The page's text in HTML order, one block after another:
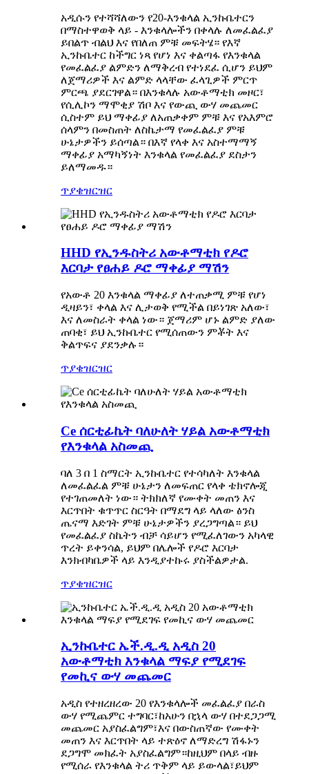
አዲሱን የተሻሻለውን የ20-እንቁላል ኢንኩቤተርን
በማስተዋወቅ ላይ - እንቁላሎችን በቀላሉ ለመፈልፈያ
ይበልጥ ብልህ እና የበለጠ ምቹ መፍትሄ። የእኛ
ኢንኩቤተር ከችግር ነጻ የሆነ እና ቀልጣፋ የእንቁላል
የመፈልፈያ ልምድን ለማቅረብ የተነደፈ ሲሆን ይህም
ለጀማሪዎች እና ልምድ ላላቸው ፈላጊዎች ምርጥ
ምርጫ ያደርገዋል። በእንቁላሉ አውቶማቲክ መዞር፣
የሲሊኮን ማሞቂያ ሽቦ እና የውጪ ውሃ መጨመር
ሲስተም ይህ ማቀፊያ ለአጠቃቀም ምቹ እና የአእምሮ
ሰላምን በመስጠት ለስኬታማ የመፈልፈያ ምቹ
ሁኔታዎችን ይሰጣል። በእኛ የላቀ እና አስተማማኝ
ማቀፊያ አማካኝነት እንቁላል የመፈልፈያ ደስታን
ይለማመዱ።
ጥያቄዝርዝር
HHD የኢንዱስትሪ አውቶማቲክ የዶሮ
እርባታ የፀሐይ ዶሮ ማቀፊያ ማሽን
የአውቶ 20 እንቁላል ማቀፊያ ለተጠቃሚ ምቹ የሆነ
ዲዛይን፣ ቀላል እና ሊታወቅ የሚችል በይነገጽ አለው፣
እና ለመስራት ቀላል ነው። ጀማሪም ሆኑ ልምድ ያለው
ጠባቂ፣ ይህ ኢንኩቤተር የሚሰጠውን ምቾት እና
ቅልጥፍና ያደንቃሉ።
ጥያቄዝርዝር
Ce ሰርቲፊኬት ባለሁለት ሃይል አውቶማቲክ
የእንቁላል አስመጪ
ባለ 3 በ 1 ስማርት ኢንኩቤተር የተሳካለት እንቁላል
ለመፈልፈል ምቹ ሁኔታን ለመፍጠር የላቀ ቴክኖሎጂ
የተገጠመለት ነው። ትክክለኛ የሙቀት መጠን እና
እርጥበት ቁጥጥር ስርዓት በማደግ ላይ ላለው ፅንስ
ጤናማ እድገት ምቹ ሁኔታዎችን ያረጋግጣል። ይህ
የመፈልፈያ ስኬትን ብቻ ሳይሆን የሚፈለገውን አካላዊ
ጥረት ይቀንሳል, ይህም በሌሎች የዶሮ እርባታ
እንክብካቤዎች ላይ እንዲያተኩሩ ያስችልዎታል.
ጥያቄዝርዝር
ኢንኩቤተር ኤች.ዲ.ዲ አዲስ 20
አውቶማቲክ እንቁላል ማፍያ የሚደገፍ
የመኪና ውሃ መጨመር
አዲስ የተዘረዘረው 20 የእንቁላሎች መፈልፈያ በራስ
ውሃ የሚጨምር ተግባር፣ከአሁን በኋላ ውሃ በተደጋጋሚ
መጨመር አያስፈልግም፣እና በውስጠኛው የሙቀት
መጠን እና እርጥበት ላይ ተጽዕኖ ለማድረግ ሽፋኑን
ደጋግሞ መክፈት አያስፈልግም።ከዚህም በላይ ብዙ
የሚሰራ የእንቁላል ትሪ ጥቅም ላይ ይውላል፣ይህም